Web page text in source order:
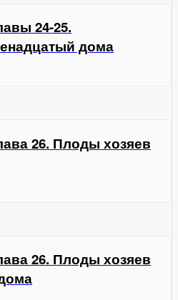
24-25.
дома
26. Плоды хозяев
26. Плоды хозяев